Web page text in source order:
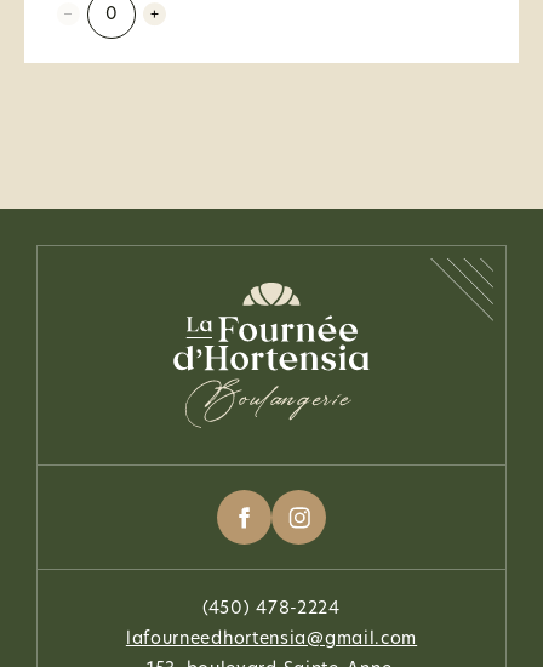
(450) 478-2224
lafourneedhortensia@gmail.com